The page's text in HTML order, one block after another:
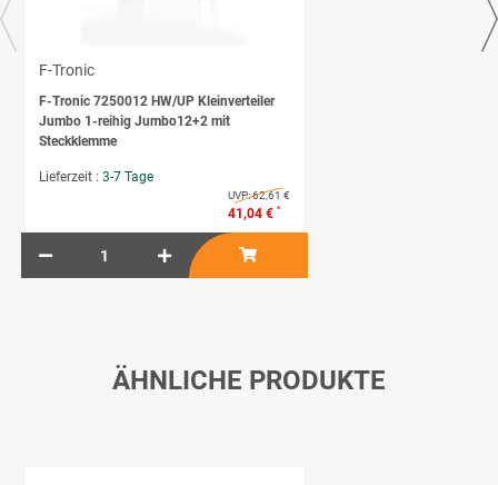
F-Tronic
F-Tronic 7250012 HW/UP Kleinverteiler
Jumbo 1-reihig Jumbo12+2 mit
Steckklemme
Lieferzeit : 3-7 Tage
UVP:62,61 €
41,04 € *
ÄHNLICHE PRODUKTE